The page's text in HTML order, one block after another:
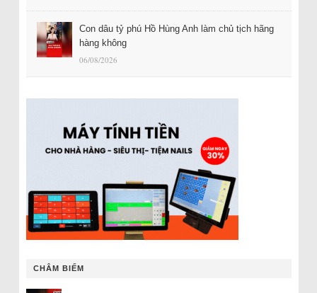
Con dâu tỷ phú Hồ Hùng Anh làm chủ tịch hãng
hàng không
06/08/2026
CHÂM BIẾM